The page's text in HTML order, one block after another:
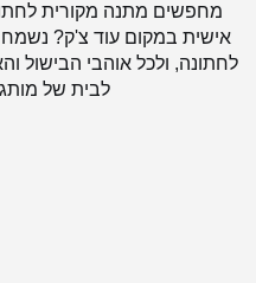
מחפשים מתנה מקורית
אישית במקום עוד צ'ק? נשמח
לחתונה, ולכל אוהבי הבישול
לבית של מותג